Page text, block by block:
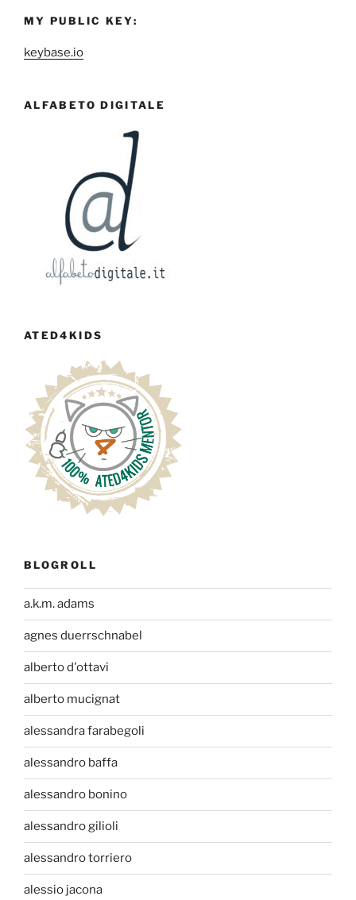
MY PUBLIC KEY:
keybase.io
ALFABETO DIGITALE
ATED4KIDS
BLOGROLL
a.k.m. adams
agnes duerrschnabel
alberto d'ottavi
alberto mucignat
alessandra farabegoli
alessandro baffa
alessandro bonino
alessandro gilioli
alessandro torriero
alessio jacona